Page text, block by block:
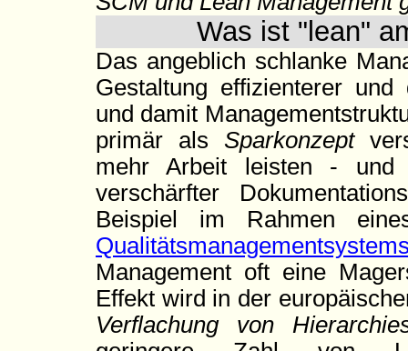
Was ist "lean"
Das angeblich schlanke
Gestaltung effizienterer und
und damit
primär als Sparkonzept
mehr Arbeit leisten - und
verschärfter
Beispiel im Rahmen
Management oft eine
Effekt wird in der
Verflachung von